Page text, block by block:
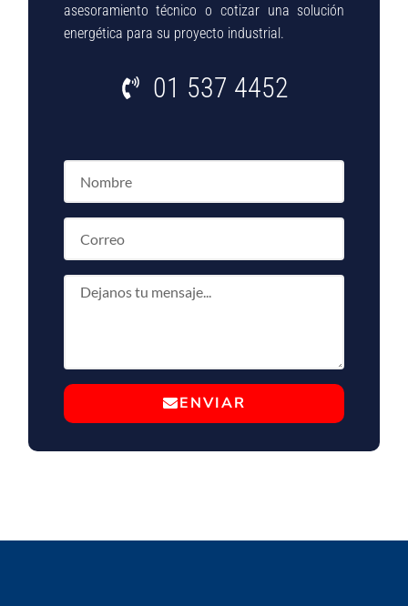
asesoramiento técnico o cotizar una solución
energética para su proyecto industrial.
01 537 4452
ENVIAR